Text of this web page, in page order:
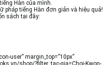
Hàn của mình.
pháp tiếng Hàn đơn giản và hiệu quả!
sách tại đây:
user” margin_top=”10px”
shop/?filter_tac-gia=Choi-Kwon-